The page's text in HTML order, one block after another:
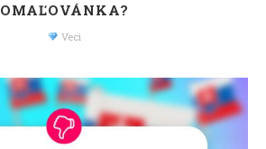
OMAĽOVÁNKA?
Veci